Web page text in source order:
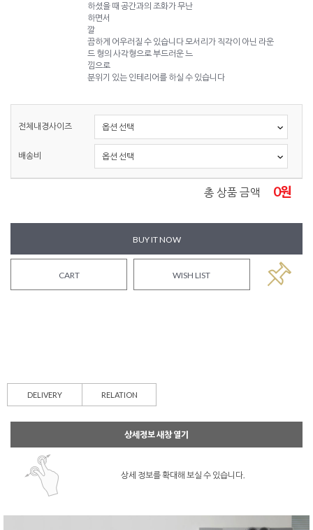
하셨을 때 공간과의 조화가 무난
하면서
깔
끔하게 어우러질 수 있습니다 모서리가 직각이 아닌 라운
드 형의 사각형으로 부드러운 느
낌으로
분위기 있는 인테리어를 하실 수 있습니다
전체내경사이즈
배송비
총 상품 금액 0원
BUY IT NOW
CART WISH LIST
DELIVERY RELATION
상세정보 새창 열기
상세 정보를 확대해 보실 수 있습니다.